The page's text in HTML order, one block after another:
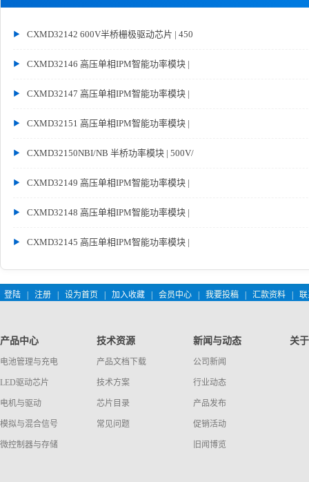
CXMD32142 600V半桥栅极驱动芯片 | 450
CXMD32146 高压单相IPM智能功率模块 |
CXMD32147 高压单相IPM智能功率模块 |
CXMD32151 高压单相IPM智能功率模块 |
CXMD32150NBI/NB 半桥功率模块 | 500V/
CXMD32149 高压单相IPM智能功率模块 |
CXMD32148 高压单相IPM智能功率模块 |
CXMD32145 高压单相IPM智能功率模块 |
登陆 注册 设为首页 加入收藏 会员中心 我要投稿 汇款资料
产品中心
电池管理与充电
LED驱动芯片
电机与驱动
模拟与混合信号
微控制器与存储
技术资源
产品文档下载
技术方案
芯片目录
常见问题
新闻与动态
公司新闻
行业动态
产品发布
促销活动
旧闻博览
关